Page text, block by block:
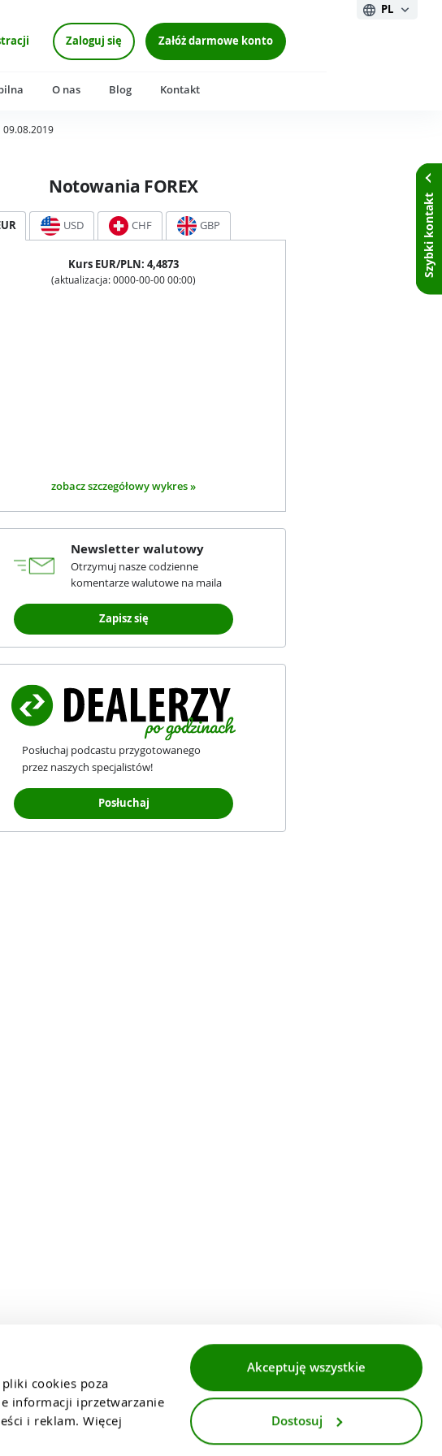
cookies poza
informacji iprzetwarzanie
i reklam. Więcej
Akceptuję wszystkie
Dostosuj
Zaloguj się Załóż darmowe konto
PL
O nas Blog Kontakt
09.08.2019
Notowania FOREX
USD CHF GBP
Kurs EUR/PLN: 4,4873
(aktualizacja: 0000-00-00 00:00)
zobacz szczegółowy wykres »
Newsletter walutowy
Otrzymuj nasze codzienne
komentarze walutowe na maila
Zapisz się
Posłuchaj podcastu przygotowanego
przez naszych specjalistów!
Posłuchaj
Szybki kontakt